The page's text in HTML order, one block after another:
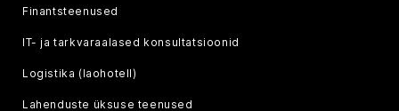
Finantsteenused
IT- ja tarkvaraalased konsultatsioonid
Logistika (laohotell)
Lahenduste üksuse teenused